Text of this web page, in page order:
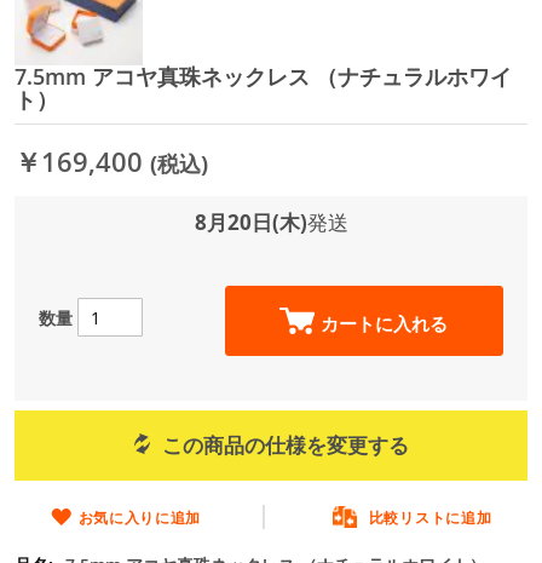
イ
メ
ー
ジ
ギ
動
7.5mm アコヤ真珠ネックレス （ナチュラルホワイ
ト）
￥169,400 (税込)
8月20日(木)発送
数量 カートに入れる
この商品の仕様を変更する
お気に入りに追加 比較リストに追加